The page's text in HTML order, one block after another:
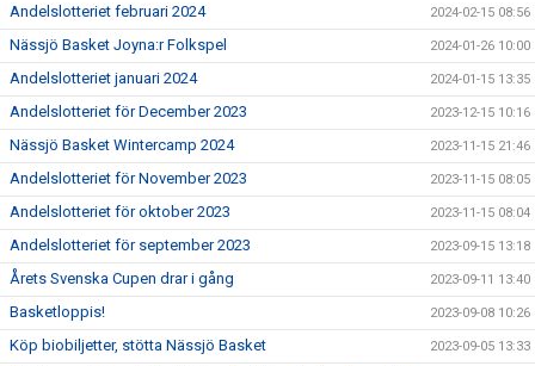
Andelslotteriet februari 2024 2024-02-15 08:56
Nässjö Basket Joyna:r Folkspel 2024-01-26 10:00
Andelslotteriet januari 2024 2024-01-15 13:35
Andelslotteriet för December 2023 2023-12-15 10:16
Nässjö Basket Wintercamp 2024 2023-11-15 21:46
Andelslotteriet för November 2023 2023-11-15 08:05
Andelslotteriet för oktober 2023 2023-11-15 08:04
Andelslotteriet för september 2023 2023-09-15 13:18
Årets Svenska Cupen drar i gång 2023-09-11 13:40
Basketloppis! 2023-09-08 10:26
Köp biobiljetter, stötta Nässjö Basket 2023-09-05 13:33